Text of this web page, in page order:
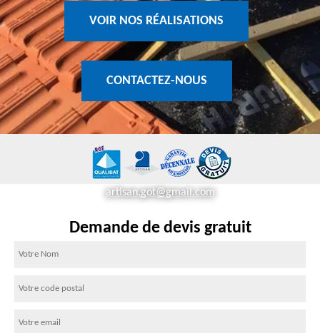
VOIR NOS RÉALISATIONS
CONTACTEZ-NOUS
artisan.got@gmail.com
Demande de devis gratuit